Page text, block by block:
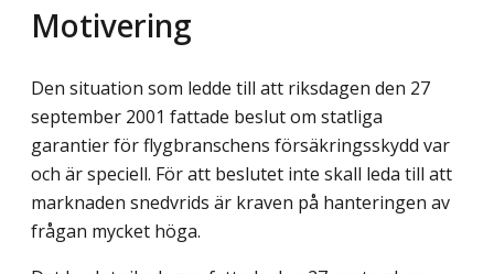
Motivering
Den situation som ledde till att riksdagen den 27
september 2001 fattade beslut om statliga
garantier för flygbranschens försäkringsskydd var
och är speciell. För att beslutet inte skall leda till att
marknaden snedvrids är kraven på hanteringen av
frågan mycket höga.